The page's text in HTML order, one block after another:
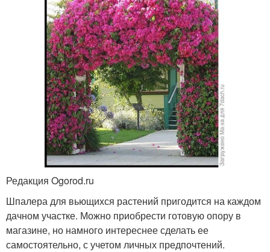
Редакция Ogorod.ru
Шпалера для вьющихся растений пригодится на каждом
дачном участке. Можно приобрести готовую опору в
магазине, но намного интереснее сделать ее
самостоятельно, с учетом личных предпочтений.